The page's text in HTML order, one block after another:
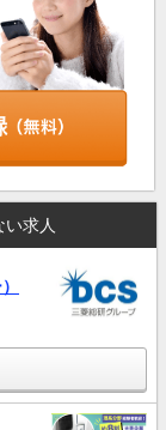
求人